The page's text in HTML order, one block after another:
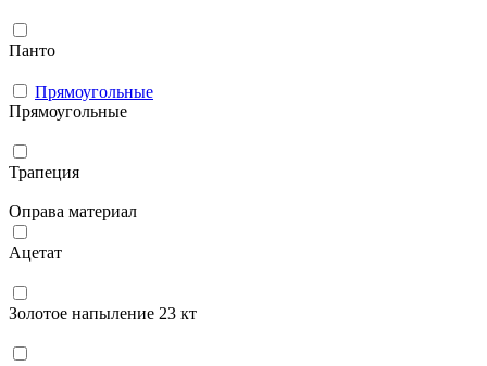
Панто
Прямоугольные
Прямоугольные
Трапеция
Оправа материал
Ацетат
Золотое напыление 23 кт